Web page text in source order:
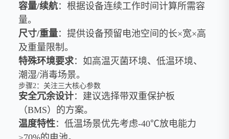
容量/续航：根据设备连续工作时间计算所需容
量。
尺寸/重量：提供设备预留电池空间的长×宽×高
及重量限制。
特殊环境要求：如高温灭菌环境、低温环境、
潮湿/消毒场景。
步骤2：关注三大核心参数
安全冗余设计：建议选择带双重保护板
（BMS）的方案。
温度特性：低温场景优先考虑-40℃放电能力